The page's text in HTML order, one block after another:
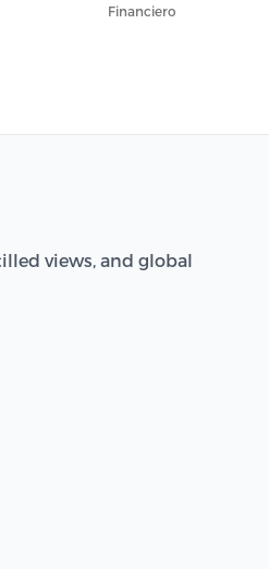
Financiero
views, and global